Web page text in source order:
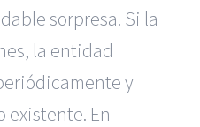
sorpresa. Si la
la entidad
y
existente. En